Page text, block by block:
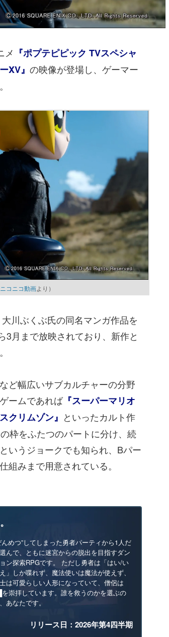
メ 『ポプテピピック TVスペシャ
XV』 の映像が登場し、ゲーマー
コニコ動画より）
川ぶくぶ氏の同名マンガ作品を
3月まで放映されており、新作と
ど幅広いサブカルチャーの分野
ームであれば『スーパーマリオ
スクリムゾン』 といったカルト作
枠をふたつのパートに分け、続
いうジョークでも知られ、Bパー
組みまで用意されている。
んめつ”してしまった勇者パーティから1人だ
んで、ともに迷宮からの脱出を目指すダン
ン探索RPGです。 ただし勇者は「はい/い
」しか喋れず、魔法使いは魔法が使えず、
は可愛らしい人形になっていて、僧侶は
崇拝しています。誰を救うのかを選ぶの
あなたです。
リリース日：2026年第4四半期